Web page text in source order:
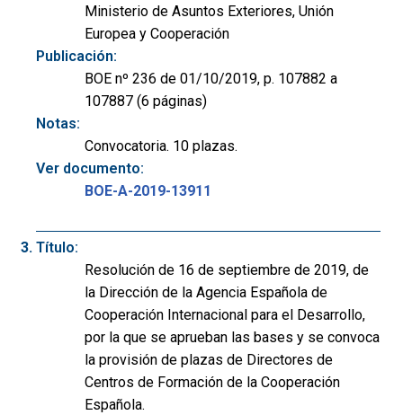
Ministerio de Asuntos Exteriores, Unión
Europea y Cooperación
Publicación:
BOE nº 236 de 01/10/2019, p. 107882 a
107887 (6 páginas)
Notas:
Convocatoria. 10 plazas.
Ver documento:
BOE-A-2019-13911
Título:
Resolución de 16 de septiembre de 2019, de
la Dirección de la Agencia Española de
Cooperación Internacional para el Desarrollo,
por la que se aprueban las bases y se convoca
la provisión de plazas de Directores de
Centros de Formación de la Cooperación
Española.